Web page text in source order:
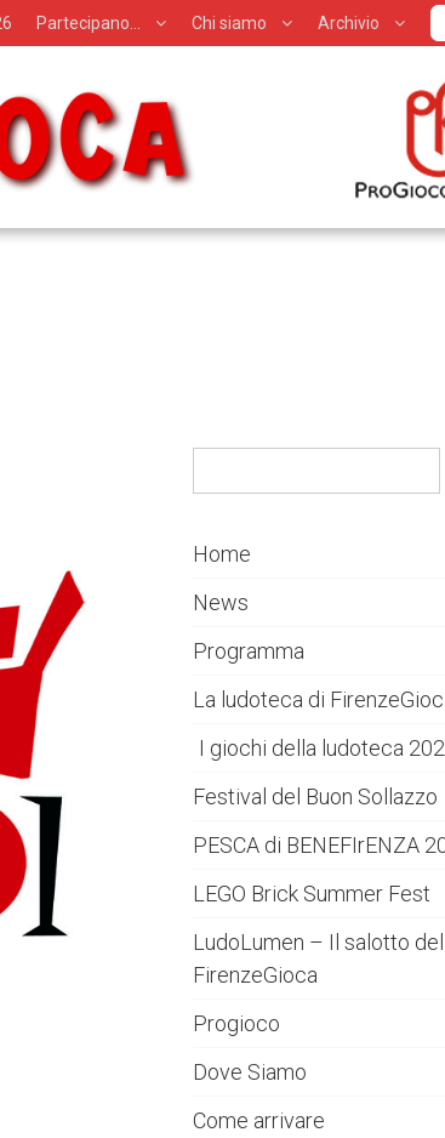
Partecipano… Chi siamo Archivio
Home
News
Programma
La ludoteca di
I giochi della ludoteca
Festival del Buon Sollazzo
PESCA di BENEFIrENZA
LEGO Brick Summer Fest
LudoLumen – Il salotto
FirenzeGioca
Progioco
Dove Siamo
Come arrivare